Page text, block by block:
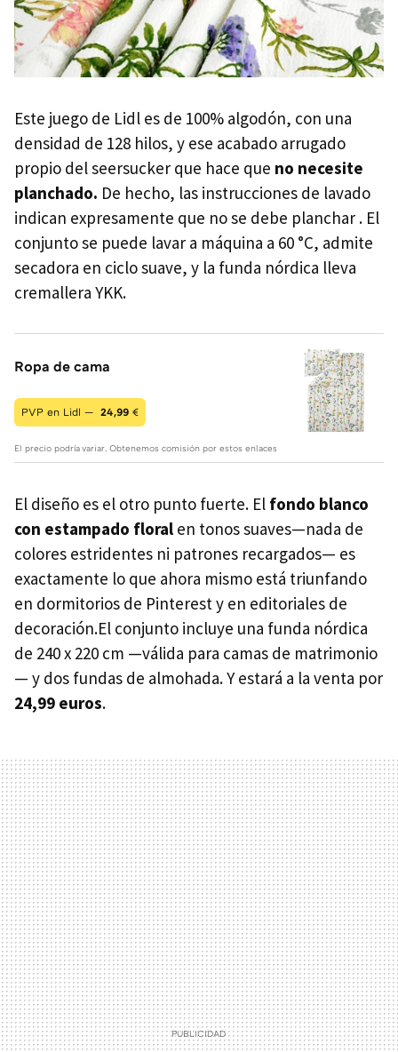
Este juego de Lidl es de 100% algodón, con una
densidad de 128 hilos, y ese acabado arrugado
propio del seersucker que hace que no necesite
planchado. De hecho, las instrucciones de lavado
indican expresamente que no se debe planchar . El
conjunto se puede lavar a máquina a 60 °C, admite
secadora en ciclo suave, y la funda nórdica lleva
cremallera YKK.
Ropa de cama
PVP en Lidl — 24,99 €
El precio podría variar. Obtenemos comisión por estos enlaces
El diseño es el otro punto fuerte. El fondo blanco
con estampado floral en tonos suaves—nada de
colores estridentes ni patrones recargados— es
exactamente lo que ahora mismo está triunfando
en dormitorios de Pinterest y en editoriales de
decoración.El conjunto incluye una funda nórdica
de 240 x 220 cm —válida para camas de matrimonio
— y dos fundas de almohada. Y estará a la venta por
24,99 euros.